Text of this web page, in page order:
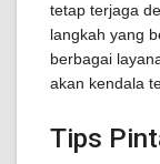
tetap terjaga
langkah yang
berbagai
akan kendala
Tips